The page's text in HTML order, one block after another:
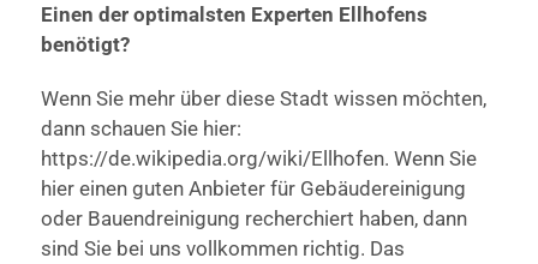
Einen der optimalsten Experten Ellhofens
benötigt?
Wenn Sie mehr über diese Stadt wissen möchten,
dann schauen Sie hier:
https://de.wikipedia.org/wiki/Ellhofen. Wenn Sie
hier einen guten Anbieter für Gebäudereinigung
oder Bauendreinigung recherchiert haben, dann
sind Sie bei uns vollkommen richtig. Das